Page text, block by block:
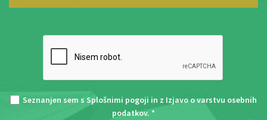
Seznanjen sem s Splošnimi pogoji in z Izjavo o varstvu osebnih
podatkov. *